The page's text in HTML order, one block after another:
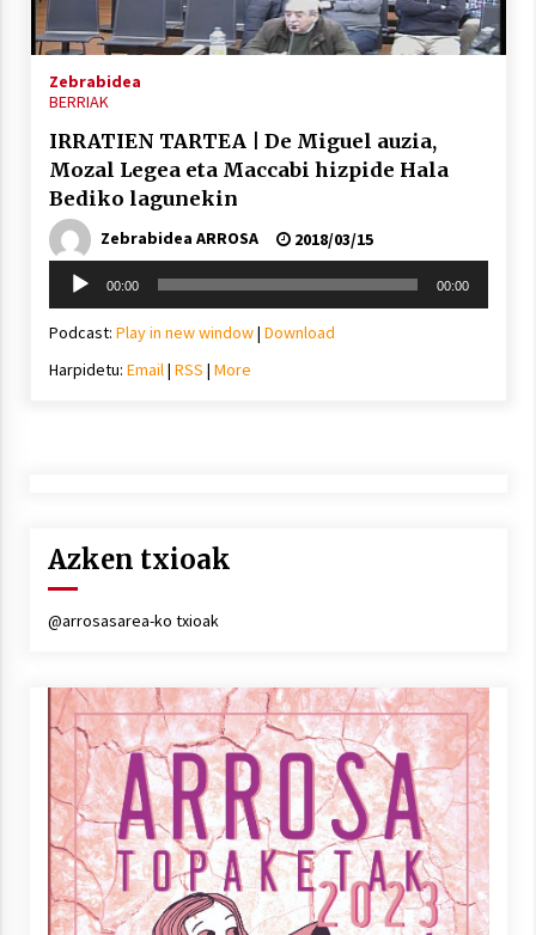
2021/11/25
Mahai-ingurua: irratia, podcastak
eta ondoren zer?
2021/11/12
Arrosa sareko IX. topaketak!
2021/10/13
2021/10/04
Segura irratian Arrosaren 20 urteez
2021/07/22
Zebrabidea
BERRIAK
IRRATIEN TARTEA | De Miguel auzia,
Mozal Legea eta Maccabi hizpide Hala
Bediko lagunekin
Zebrabidea ARROSA
2018/03/15
Soinu
erreproduzigailua
00:00 00:00
Podcast: Play in new window| Download
Harpidetu: Email| RSS | More
Azken txioak
@arrosasarea-ko txioak